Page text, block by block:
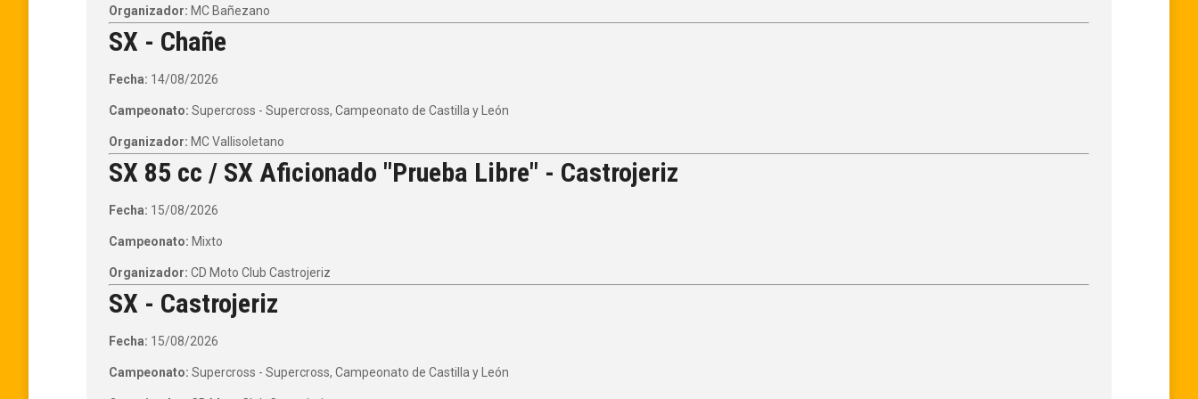
Organizador: MC Bañezano
SX - Chañe
Fecha: 14/08/2026
Campeonato: Supercross - Supercross, Campeonato de Castilla y León
Organizador: MC Vallisoletano
SX 85 cc / SX Aficionado "Prueba Libre" - Castrojeriz
Fecha: 15/08/2026
Campeonato: Mixto
Organizador: CD Moto Club Castrojeriz
SX - Castrojeriz
Fecha: 15/08/2026
Campeonato: Supercross - Supercross, Campeonato de Castilla y León